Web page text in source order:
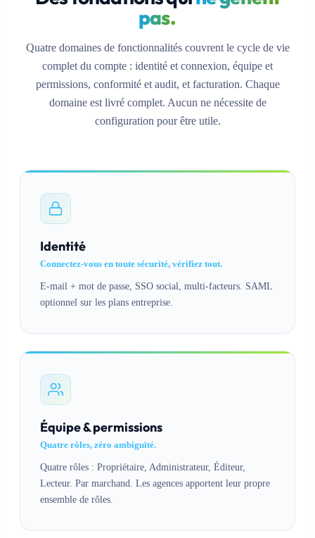
pas.
Quatre domaines de fonctionnalités couvrent le cycle de vie
complet du compte : identité et connexion, équipe et
permissions, conformité et audit, et facturation. Chaque
domaine est livré complet. Aucun ne nécessite de
configuration pour être utile.
Identité
Connectez-vous en toute sécurité, vérifiez tout.
E-mail + mot de passe, SSO social, multi-facteurs. SAML
optionnel sur les plans entreprise.
Équipe & permissions
Quatre rôles, zéro ambiguïté.
Quatre rôles : Propriétaire, Administrateur, Éditeur,
Lecteur. Par marchand. Les agences apportent leur propre
ensemble de rôles.